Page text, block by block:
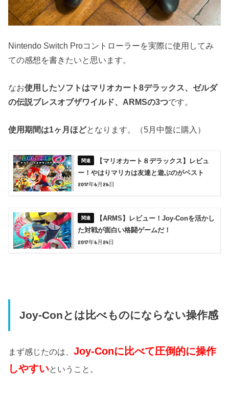
Nintendo Switch Proコントローラーを実際に使用してみ
ての感想を書きたいと思います。
なお使用したソフトはマリオカート8デラックス、ゼルダ
の伝説ブレスオブザワイルド、ARMSの3つです。
使用期間は1ヶ月ほどとなります。（5月中盤に購入）
【マリオカート８デラックス】レビュ
ー！やはりマリカは友達と遊ぶのがベスト
2017年6月26日
【ARMS】レビュー！Joy-Conを活かし
た対戦が面白い格闘ゲームだ！
2017年6月24日
Joy-Conとは比べものにならない操作感
まず感じたのは、Joy-Conに比べて圧倒的に操作
しやすいということ。